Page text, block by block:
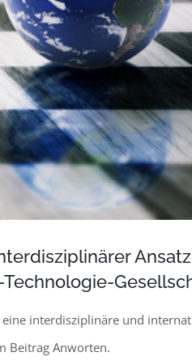
eine interdisziplinäre und
Beitrag Anworten.